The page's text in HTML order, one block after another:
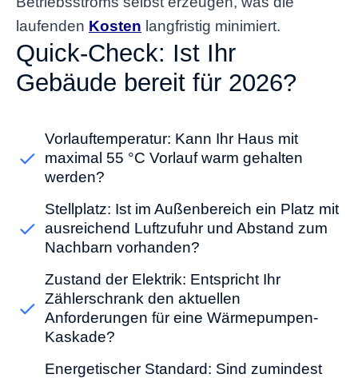
laufenden Kosten langfristig minimiert.
Quick-Check: Ist Ihr
Gebäude bereit für 2026?
Vorlauftemperatur: Kann Ihr Haus mit
maximal 55 °C Vorlauf warm gehalten
werden?
Stellplatz: Ist im Außenbereich ein Platz mit
ausreichend Luftzufuhr und Abstand zum
Nachbarn vorhanden?
Zustand der Elektrik: Entspricht Ihr
Zählerschrank den aktuellen
Anforderungen für eine Wärmepumpen-
Kaskade?
Energetischer Standard: Sind zumindest